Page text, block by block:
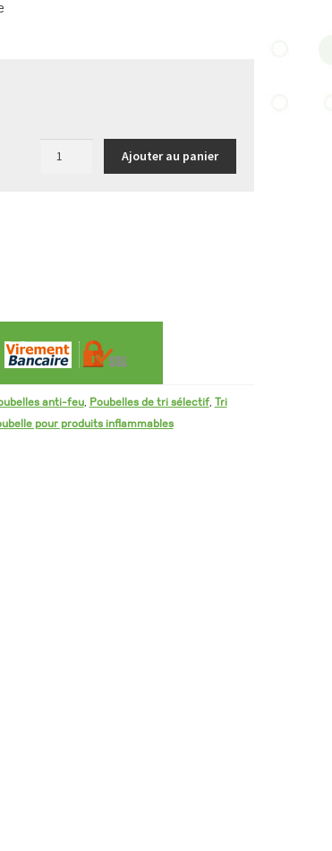
quantité
Ajouter au panier
anti-feu, Poubelles de tri sélectif, Tri
pour produits inflammables